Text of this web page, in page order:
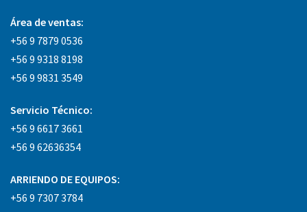
Área de ventas:
+56 9 7879 0536
+56 9 9318 8198
+56 9 9831 3549
Servicio Técnico:
+56 9 6617 3661
+56 9 62636354
ARRIENDO DE EQUIPOS:
+56 9 7307 3784